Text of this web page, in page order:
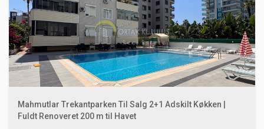
Mahmutlar Trekantparken Til Salg 2+1 Adskilt Køkken |
Fuldt Renoveret 200 m til Havet